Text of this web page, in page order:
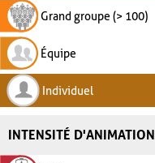
Grand groupe (> 100)
Équipe
Individuel
INTENSITÉ D'ANIMATION